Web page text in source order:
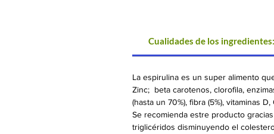
Cualidades de los ingredientes:
La espirulina es un super alimento
Zinc; beta carotenos, clorofila,
(hasta un 70%), fibra (5%), vitaminas
Se recomienda estre producto
triglicéridos disminuyendo el